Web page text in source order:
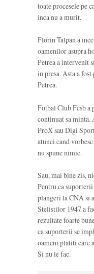
toate procesele pe
inca nu a murit.
Florin Talpan a
oamenilor asupra
Petrea a intervenit
in presa. Asta a
Petrea.
Fotbal Club Fcsb a
continuat sa minta.
ProX sau Digi
atunci cand
nu spune nimic.
Sau, mai bine zis,
Pentru ca
plangeri la CNA si
Stelistilor 1947 a
rezultate foarte
ca suporterii se
oameni platiti care
Si nu le fac.